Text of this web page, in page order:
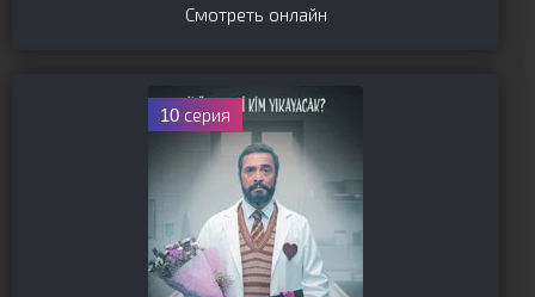
Смотреть онлайн
10 серия